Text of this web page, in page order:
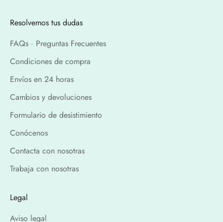
Resolvemos tus dudas
FAQs · Preguntas Frecuentes
Condiciones de compra
Envíos en 24 horas
Cambios y devoluciones
Formulario de desistimiento
Conócenos
Contacta con nosotras
Trabaja con nosotras
Legal
Aviso legal